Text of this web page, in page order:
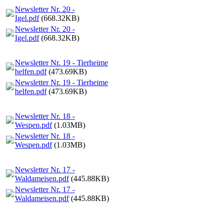
Newsletter Nr. 20 -
Igel.pdf(668.32KB)
Newsletter Nr. 20 -
Igel.pdf(668.32KB)
Newsletter Nr. 19 - Tierheime
helfen.pdf(473.69KB)
Newsletter Nr. 19 - Tierheime
helfen.pdf(473.69KB)
Newsletter Nr. 18 -
Wespen.pdf(1.03MB)
Newsletter Nr. 18 -
Wespen.pdf(1.03MB)
Newsletter Nr. 17 -
Waldameisen.pdf(445.88KB)
Newsletter Nr. 17 -
Waldameisen.pdf(445.88KB)